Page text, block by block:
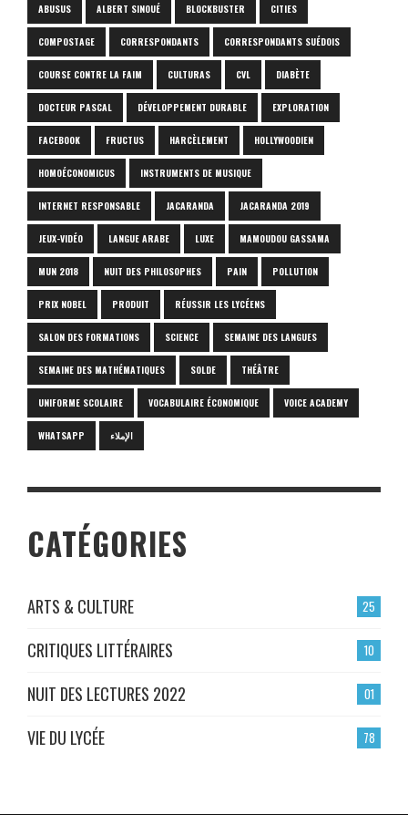
ABUSUS ALBERT SINOUÉ BLOCKBUSTER CITIES
COMPOSTAGE CORRESPONDANTS CORRESPONDANTS SUÉDOIS
COURSE CONTRE LA FAIM CULTURAS CVL DIABÈTE
DOCTEUR PASCAL DÉVELOPPEMENT DURABLE EXPLORATION
FACEBOOK FRUCTUS HARCÈLEMENT HOLLYWOODIEN
HOMOÉCONOMICUS INSTRUMENTS DE MUSIQUE
INTERNET RESPONSABLE JACARANDA JACARANDA 2019
JEUX-VIDÉO LANGUE ARABE LUXE MAMOUDOU GASSAMA
MUN 2018 NUIT DES PHILOSOPHES PAIN POLLUTION
PRIX NOBEL PRODUIT RÉUSSIR LES LYCÉENS
SALON DES FORMATIONS SCIENCE SEMAINE DES LANGUES
SEMAINE DES MATHÉMATIQUES SOLDE THÉÂTRE
UNIFORME SCOLAIRE VOCABULAIRE ÉCONOMIQUE VOICE ACADEMY
WHATSAPP الإملاء
CATÉGORIES
25
ARTS & CULTURE
10
CRITIQUES LITTÉRAIRES
01
NUIT DES LECTURES 2022
78
VIE DU LYCÉE